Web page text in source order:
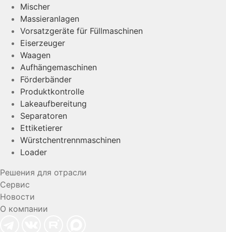
Mischer
Massieranlagen
Vorsatzgeräte für Füllmaschinen
Eiserzeuger
Waagen
Aufhängemaschinen
Förderbänder
Produktkontrolle
Lakeaufbereitung
Separatoren
Ettiketierer
Würstchentrennmaschinen
Loader
Решения для отрасли
Сервис
Новости
О компании